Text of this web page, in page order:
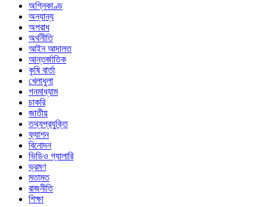
অগ্নিকাণ্ড
অন্যান্য
অপরাধ
অর্থনীতি
আইন আদালত
আন্তর্জাতিক
কৃষি বার্তা
খেলাধুলা
গনমাধ্যাম
চাকরি
জাতীয়
তথ্যপ্রযুক্তি
ফ্যাশন
বিনোদন
ভিডিও গ্যালারি
ভ্রমণ
মতামত
রাজনীতি
শিক্ষা